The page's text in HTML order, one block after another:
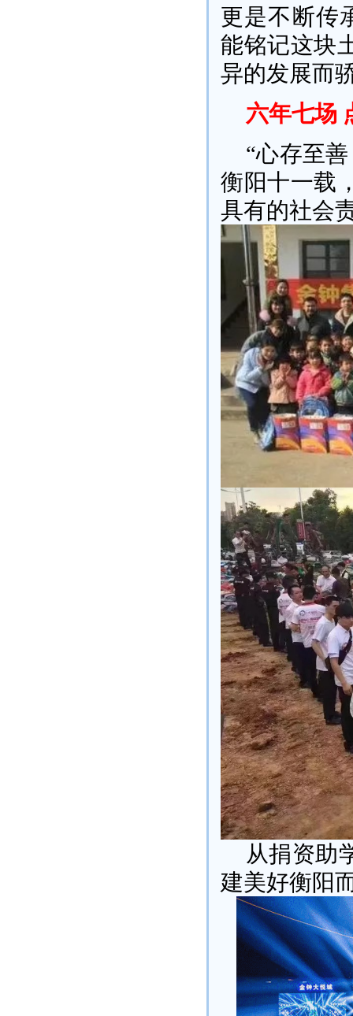
更是不断传
能铭记这块
异的发展而
六年七场
“心存至
衡阳十一载
具有的社会
从捐资助
建美好衡阳